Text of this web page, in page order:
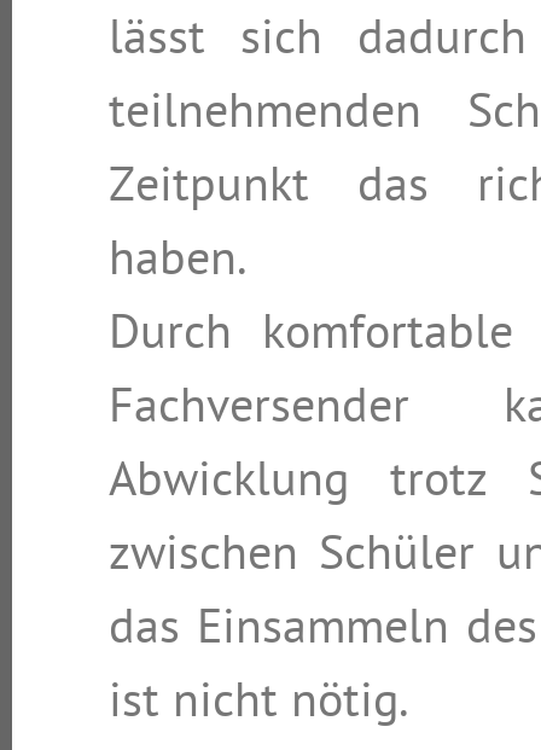
lässt sich
teilnehmenden
Zeitpunkt das
haben.
Durch komfortable
Abwicklung trotz
zwischen Schüler
das Einsammeln
ist nicht nötig.